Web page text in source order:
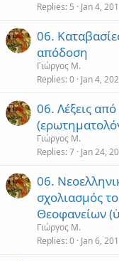
Replies 5 Jan 4,
06.
απόδοση
Γιώργος Μ.
Replies 0 Jan 4,
06. Λέξεις
Γιώργος Μ.
Replies 7 Jan 24,
06.
σχολιασμός
Θεοφανείων
Γιώργος Μ.
Replies 0 Jan 6,